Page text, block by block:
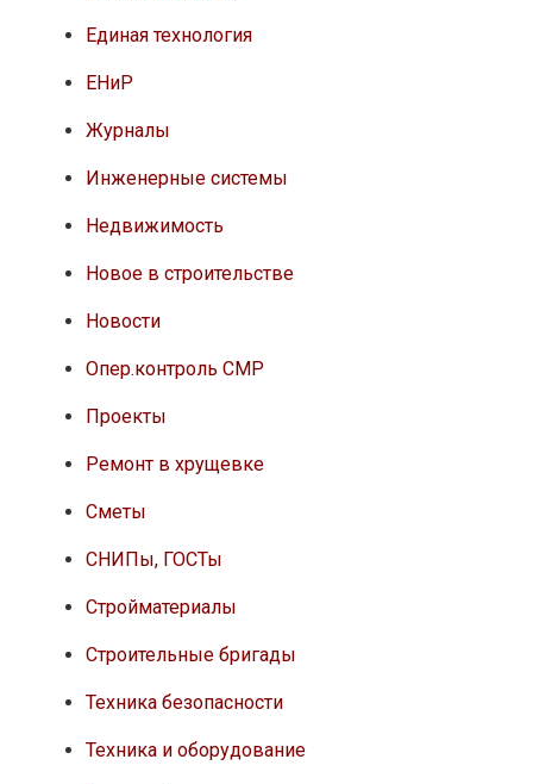
Единая технология
ЕНиР
Журналы
Инженерные системы
Недвижимость
Новое в строительстве
Новости
Опер.контроль СМР
Проекты
Ремонт в хрущевке
Сметы
СНИПы, ГОСТы
Стройматериалы
Строительные бригады
Техника безопасности
Техника и оборудование